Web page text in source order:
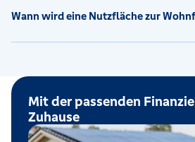
Wann wird eine Nutzfläche zur
Mit der passenden
Zuhause